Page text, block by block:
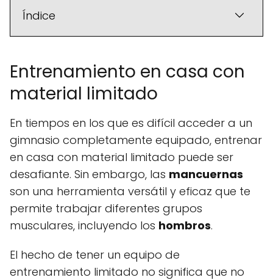
Índice
Entrenamiento en casa con
material limitado
En tiempos en los que es difícil acceder a un
gimnasio completamente equipado, entrenar
en casa con material limitado puede ser
desafiante. Sin embargo, las mancuernas
son una herramienta versátil y eficaz que te
permite trabajar diferentes grupos
musculares, incluyendo los hombros.
El hecho de tener un equipo de
entrenamiento limitado no significa que no